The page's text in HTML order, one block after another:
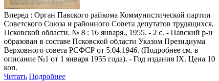
Вперед : Орган Павского райкома Коммунистической партии
Советского Союза и районного Совета депутатов трудящихся,
Псковской области. № 8 : 16 января., 1955. - 2 с. - Павский р-н
образован в составе Псковской области Указом Президиума
Верховного совета РСФСР от 5.04.1946. (Подробнее см. в
описание №1 от 1 января 1955 года). - Год издания IX. Цена 10
коп.
Читать Подробнее